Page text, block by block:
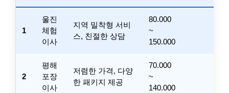
1
울진
체험
이사
지역 밀착형 서비
스, 친절한 상담
80.000
~
150.000
2
평해
포장
이사
저렴한 가격, 다양
한 패키지 제공
70.000
~
140.000